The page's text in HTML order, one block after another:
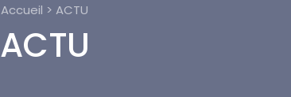
Accueil > ACTU
ACTU